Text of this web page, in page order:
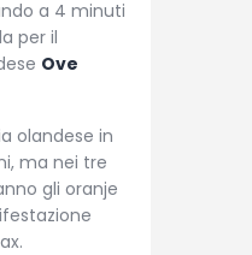
a 4 minuti
per il
Ove
olandese in
ma nei tre
gli oranje